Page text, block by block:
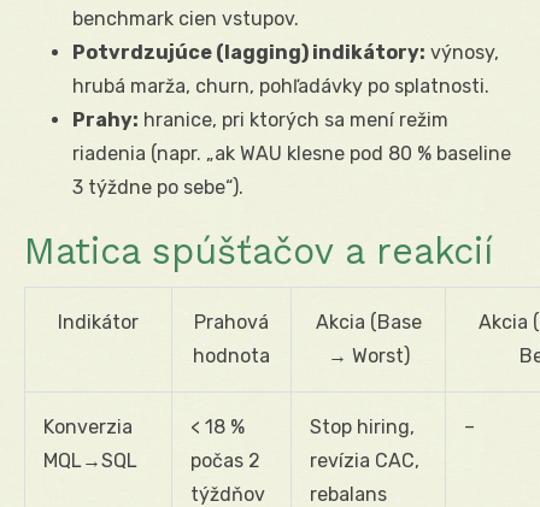
benchmark cien vstupov.
Potvrdzujúce (lagging) indikátory: výnosy,
hrubá marža, churn, pohľadávky po splatnosti.
Prahy: hranice, pri ktorých sa mení režim
riadenia (napr. „ak WAU klesne pod 80 % baseline
3 týždne po sebe“).
Matica spúšťačov a reakcií
Indikátor
Prahová
hodnota
Akcia (Base
→ Worst)
Akcia
Konverzia
MQL→SQL
< 18 %
počas 2
týždňov
Stop hiring,
revízia CAC,
rebalans
–